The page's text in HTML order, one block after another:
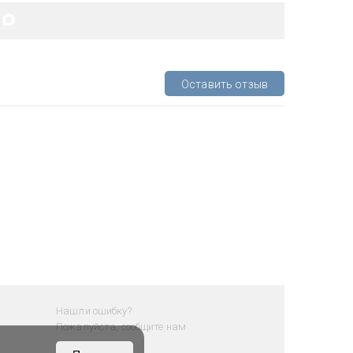
Оставить отзыв
Нашли ошибку?
Пожалуйста, сообщите нам